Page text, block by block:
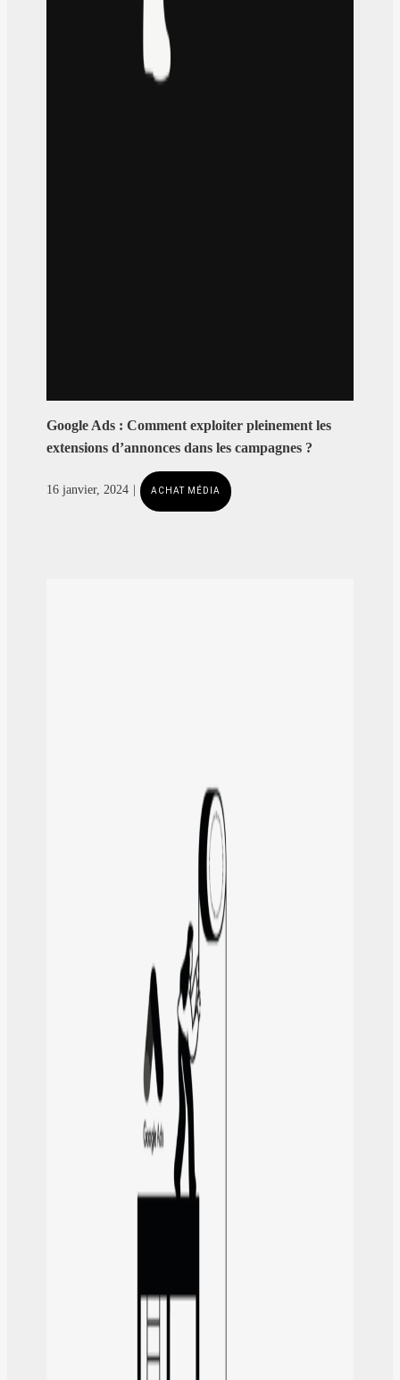
Google Ads : Comment exploiter pleinement les
extensions d’annonces dans les campagnes ?